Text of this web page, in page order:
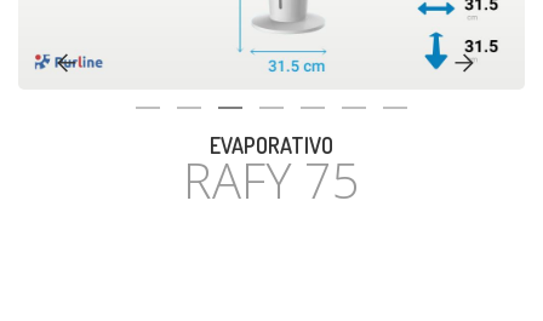
EVAPORATIVO
RAFY 75